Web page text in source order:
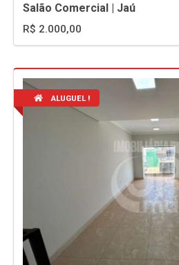
Salão Comercial | Jaú
R$ 2.000,00
ALUGUEL !